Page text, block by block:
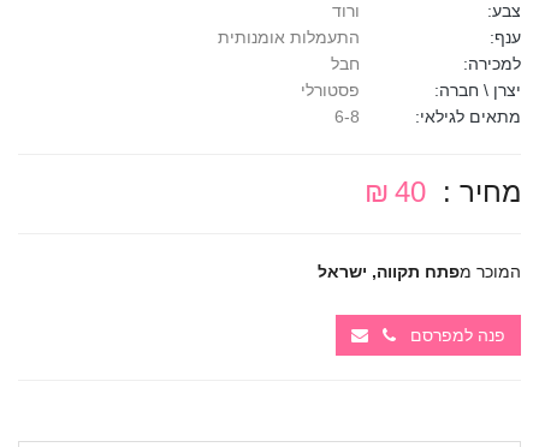
צבע:
ורוד
ענף:
התעמלות אומנותית
למכירה:
חבל
יצרן \ חברה:
פסטורלי
מתאים לגילאי:
מחיר : 40 ₪
המוכר מפתח תקווה, ישראל
פנה למפרסם